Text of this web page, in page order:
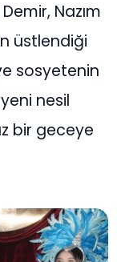
Nazım
üstlendiği
sosyetenin
nesil
bir geceye